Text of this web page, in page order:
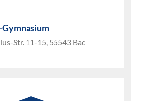
Str. 11-15, 55543 Bad